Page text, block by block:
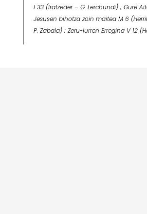
I 33 (Iratzeder – G. Lerchundi) ; Gure
Jesusen bihotza zoin maitea M 6
P. Zabala) ; Zeru-lurren Erregina V 12